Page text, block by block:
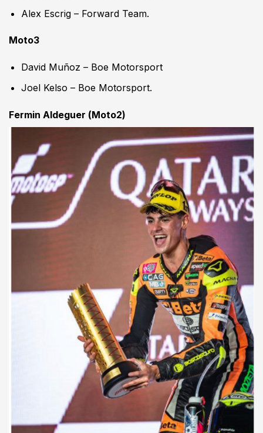
Alex Escrig – Forward Team.
Moto3
David Muñoz – Boe Motorsport
Joel Kelso – Boe Motorsport.
Fermin Aldeguer (Moto2)